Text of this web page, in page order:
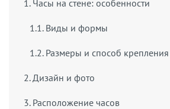
1. Часы на стене: особенности
1.1. Виды и формы
1.2. Размеры и способ крепления
2. Дизайн и фото
3. Расположение часов